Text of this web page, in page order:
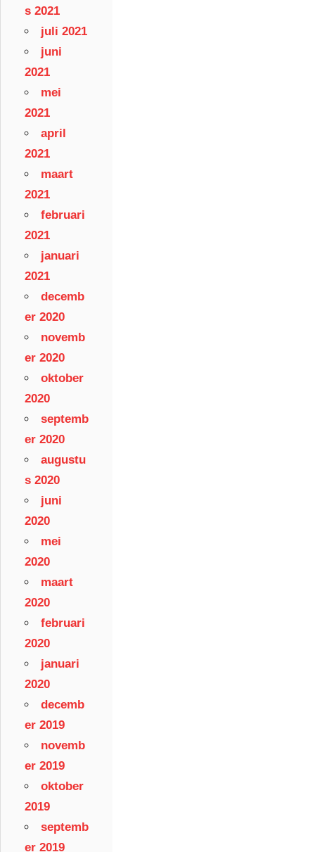
s 2021
juli 2021
juni
2021
mei
2021
april
2021
maart
2021
februari
2021
januari
2021
decemb
er 2020
novemb
er 2020
oktober
2020
septemb
er 2020
augustu
s 2020
juni
2020
mei
2020
maart
2020
februari
2020
januari
2020
decemb
er 2019
novemb
er 2019
oktober
2019
septemb
er 2019